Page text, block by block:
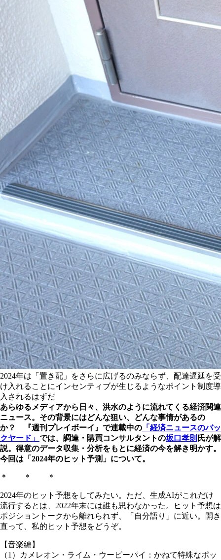
2024年は「置き配」をさらに広げるのみならず、配達遅延を受
け入れることにインセンティブが生じるようなポイント制度導
入されるはずだ
あらゆるメディアから日々、洪水のように流れてくる経済関連
ニュース。その背景にはどんな狙い、どんな事情があるの
か？ 『週刊プレイボーイ』で連載中の 「経済ニュースのバッ
クヤード」 では、調達・購買コンサルタントの坂口孝則 氏が解
説。得意のデータ収集・分析をもとに経済の今を解き明かす。
今回は「2024年のヒット予測」について。
＊ ＊ ＊
2024年のヒット予想をしてみたい。ただ、生成AIがこれだけ
流行するとは、2022年末には誰も思わなかった。ヒット予想は
ポジショントークから離れられず、「自分語り」に近い。開き
直って、私的ヒット予想をどうぞ。
【音楽編】
（1）カメレオン・ライム・ウーピーパイ：かねて特殊なポッ